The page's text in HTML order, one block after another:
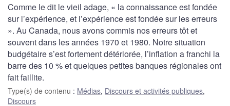
Comme le dit le vieil adage, « la connaissance est fondée
sur l’expérience, et l’expérience est fondée sur les erreurs
». Au Canada, nous avons commis nos erreurs tôt et
souvent dans les années 1970 et 1980. Notre situation
budgétaire s’est fortement détériorée, l’inflation a franchi la
barre des 10 % et quelques petites banques régionales ont
fait faillite.
Type(s) de contenu : Médias, Discours et activités publiques,
Discours